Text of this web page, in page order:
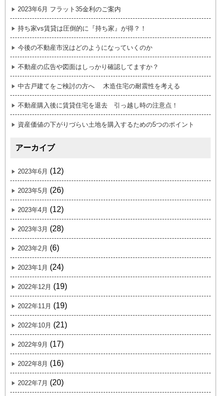
2023年6月 フラット35金利のご案内
持ち家vs賃貸は圧倒的に『持ち家』が得？！
今後の不動産市況はどのようになっていくのか
不動産の広告や図面はしっかり確認してますか？
中古戸建てをご検討の方へ 木造住宅の耐震性を考える
不動産購入後に賃貸住宅を退去 引っ越し時の注意点！
資産価値の下がりづらい土地を購入するための5つのポイント
アーカイブ
2023年6月 (12)
2023年5月 (26)
2023年4月 (12)
2023年3月 (28)
2023年2月 (6)
2023年1月 (24)
2022年12月 (19)
2022年11月 (19)
2022年10月 (21)
2022年9月 (17)
2022年8月 (16)
2022年7月 (20)